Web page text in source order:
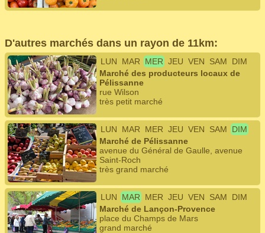
D'autres marchés dans un rayon de 11km:
LUN MAR MER JEU VEN SAM
DIM
Marché des producteurs locaux de
Pélissanne
rue Wilson
très petit marché
LUN MAR MER JEU VEN SAM
DIM
Marché de Pélissanne
avenue du Général de Gaulle, avenue
Saint-Roch
très grand marché
LUN MAR MER JEU VEN SAM
DIM
Marché de Lançon-Provence
place du Champs de Mars
grand marché